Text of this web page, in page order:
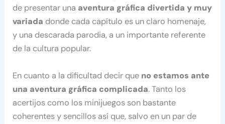
de presentar una aventura gráfica divertida y muy
variada donde cada capítulo es un claro homenaje,
y una descarada parodia, a un importante referente
de la cultura popular.
En cuanto a la dificultad decir que no estamos ante
una aventura gráfica complicada. Tanto los
acertijos como los minijuegos son bastante
coherentes y sencillos así que, salvo en un par de